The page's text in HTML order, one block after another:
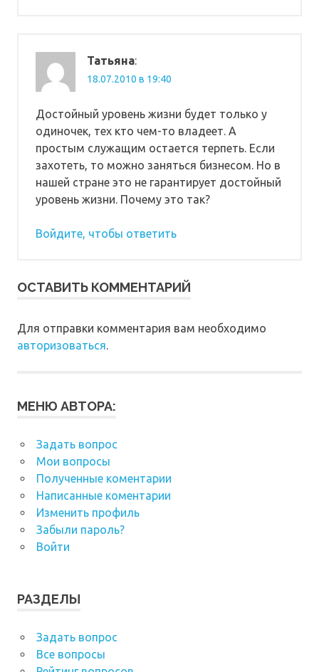
Татьяна:
18.07.2010 в 19:40
Достойный уровень жизни будет только у
одиночек, тех кто чем-то владеет. А
простым служащим остается терпеть. Если
захотеть, то можно заняться бизнесом. Но в
нашей стране это не гарантирует достойный
уровень жизни. Почему это так?
Войдите, чтобы ответить
ОСТАВИТЬ КОММЕНТАРИЙ
Для отправки комментария вам необходимо
авторизоваться.
МЕНЮ АВТОРА:
Задать вопрос
Мои вопросы
Полученные коментарии
Написанные коментарии
Изменить профиль
Забыли пароль?
Войти
РАЗДЕЛЫ
Задать вопрос
Все вопросы